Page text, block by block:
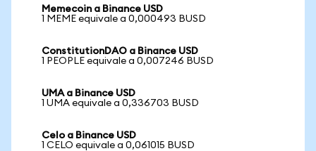
Memecoin a Binance USD
1 MEME equivale a 0,000493 BUSD
ConstitutionDAO a Binance USD
1 PEOPLE equivale a 0,007246 BUSD
UMA a Binance USD
1 UMA equivale a 0,336703 BUSD
Celo a Binance USD
1 CELO equivale a 0,061015 BUSD